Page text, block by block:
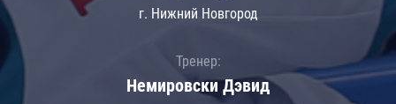
г. Нижний Новгород
Тренер:
Немировски Дэвид